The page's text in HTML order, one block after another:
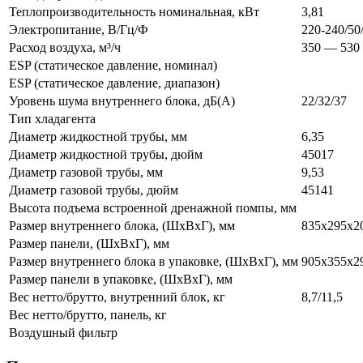
Теплопроизводительность номинальная, кВт
3,81
Электропитание, В/Гц/Ф
220-240/
Расход воздуха, м³/ч
350 — 530
ESP (статическое давление, номинал)
ESP (статическое давление, диапазон)
Уровень шума внутреннего блока, дБ(А)
22/32/37
Тип хладагента
Диаметр жидкостной трубы, мм
6,35
Диаметр жидкостной трубы, дюйм
45017
Диаметр газовой трубы, мм
9,53
Диаметр газовой трубы, дюйм
45141
Высота подъема встроенной дренажной помпы, мм
Размер внутреннего блока, (ШхВхГ), мм
Размер панели, (ШхВхГ), мм
Размер внутреннего блока в упаковке, (ШхВхГ), мм
Размер панели в упаковке, (ШхВхГ), мм
Вес нетто/брутто, внутренний блок, кг
8,7/11,5
Вес нетто/брутто, панель, кг
Воздушный фильтр